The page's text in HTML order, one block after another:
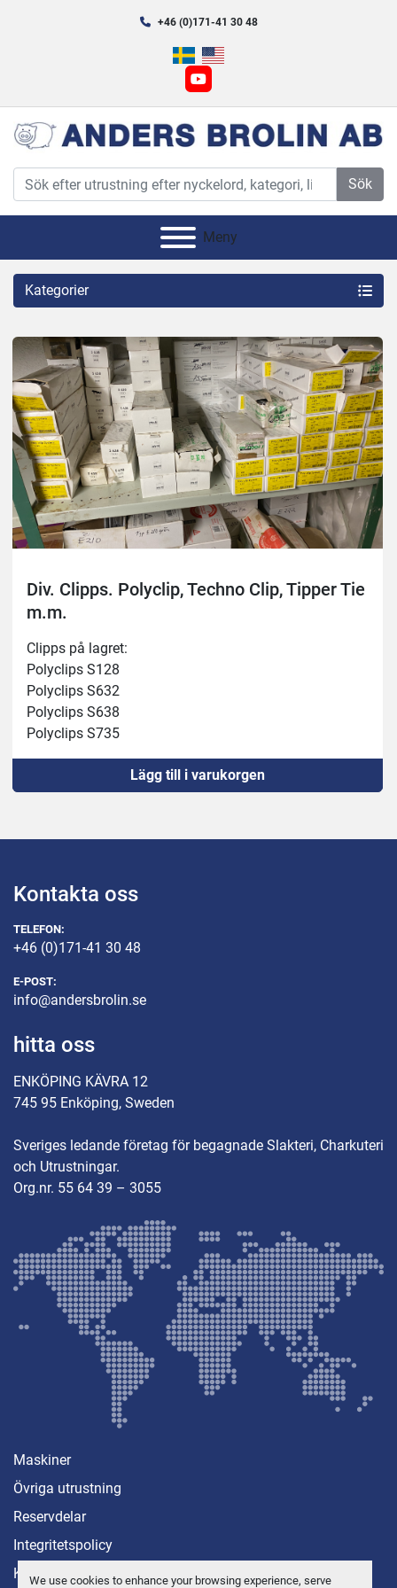
We use cookies to enhance your browsing experience, serve
+46 (0)171-41 30 48
youtube
Sök
Meny
Kategorier
Div. Clipps. Polyclip, Techno Clip, Tipper Tie
m.m.
Clipps på lagret:
Polyclips S128
Polyclips S632
Polyclips S638
Polyclips S735
Tippertie: E220
Tippertie: G200
Technoclip 400
Technoclip 401
Technoclip T200
Technoclip 520
Okänt:
H550-T,
20/779
Lägg till i varukorgen
Kontakta oss
TELEFON:
+46 (0)171-41 30 48
E-POST:
info@andersbrolin.se
hitta oss
ENKÖPING KÄVRA 12
745 95 Enköping, Sweden
Sveriges ledande företag för begagnade Slakteri, Charkuteri
och Utrustningar.
Org.nr. 55 64 39 – 3055
Maskiner
Övriga utrustning
Reservdelar
Integritetspolicy
Kontakt